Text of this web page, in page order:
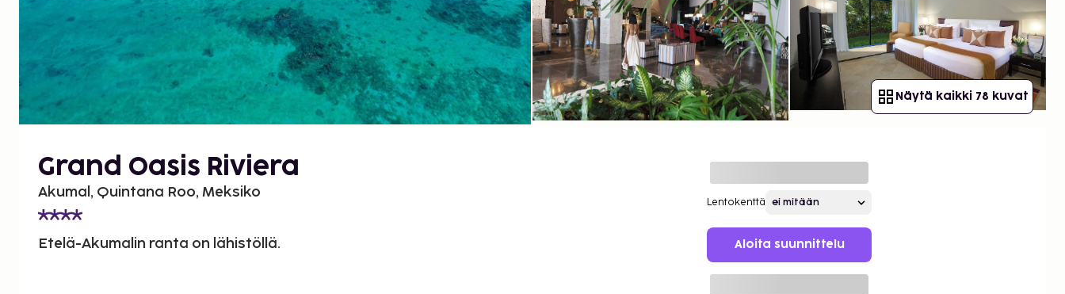
Näytä kaikki 78 kuvat
Grand Oasis Riviera
Akumal, Quintana Roo, Meksiko
Etelä-Akumalin ranta on lähistöllä.
Lentokenttä
Aloita suunnittelu